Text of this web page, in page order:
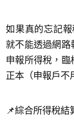
如果真的忘記
就不能透過網
申報所得稅，
正本（申報戶不
📌綜合所得稅結